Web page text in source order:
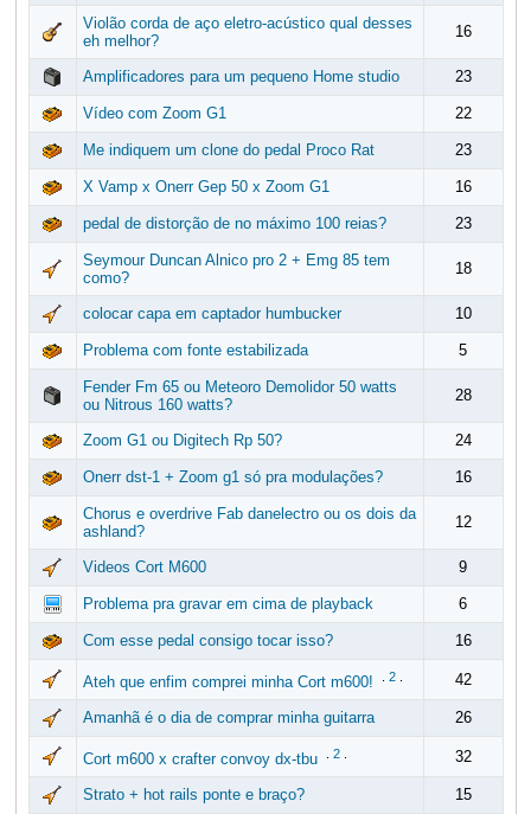
Violão corda de aço eletro-acústico qual desses
eh melhor?
16
Amplificadores para um pequeno Home studio 23
Vídeo com Zoom G1 22
Me indiquem um clone do pedal Proco Rat 23
X Vamp x Onerr Gep 50 x Zoom G1 16
pedal de distorção de no máximo 100 reias? 23
Seymour Duncan Alnico pro 2 + Emg 85 tem
como?
18
colocar capa em captador humbucker 10
Problema com fonte estabilizada 5
Fender Fm 65 ou Meteoro Demolidor 50 watts
ou Nitrous 160 watts?
28
Zoom G1 ou Digitech Rp 50? 24
Onerr dst-1 + Zoom g1 só pra modulações? 16
Chorus e overdrive Fab danelectro ou os dois da
ashland?
12
Videos Cort M600 9
Problema pra gravar em cima de playback 6
Com esse pedal consigo tocar isso? 16
Ateh que enfim comprei minha Cort m600! 2. 42
Amanhã é o dia de comprar minha guitarra 26
Cort m600 x crafter convoy dx-tbu 2. 32
Strato + hot rails ponte e braço? 15